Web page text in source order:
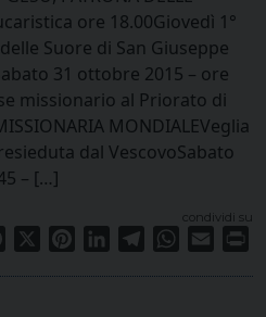
ore 18.00Giovedì 1°
Suore di San Giuseppe
31 ottobre 2015 – ore
missionario al Priorato di
MONDIALEVeglia
dal VescovoSabato
– […]
condividi su
Facebook PinterestLinkedInTelegramWhatsApp
Email